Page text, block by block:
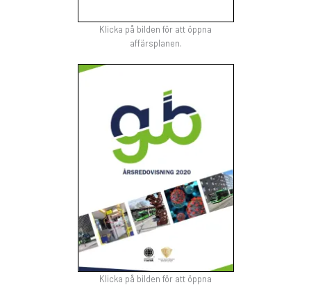
Klicka på bilden för att öppna
affärsplanen.
Klicka på bilden för att öppna